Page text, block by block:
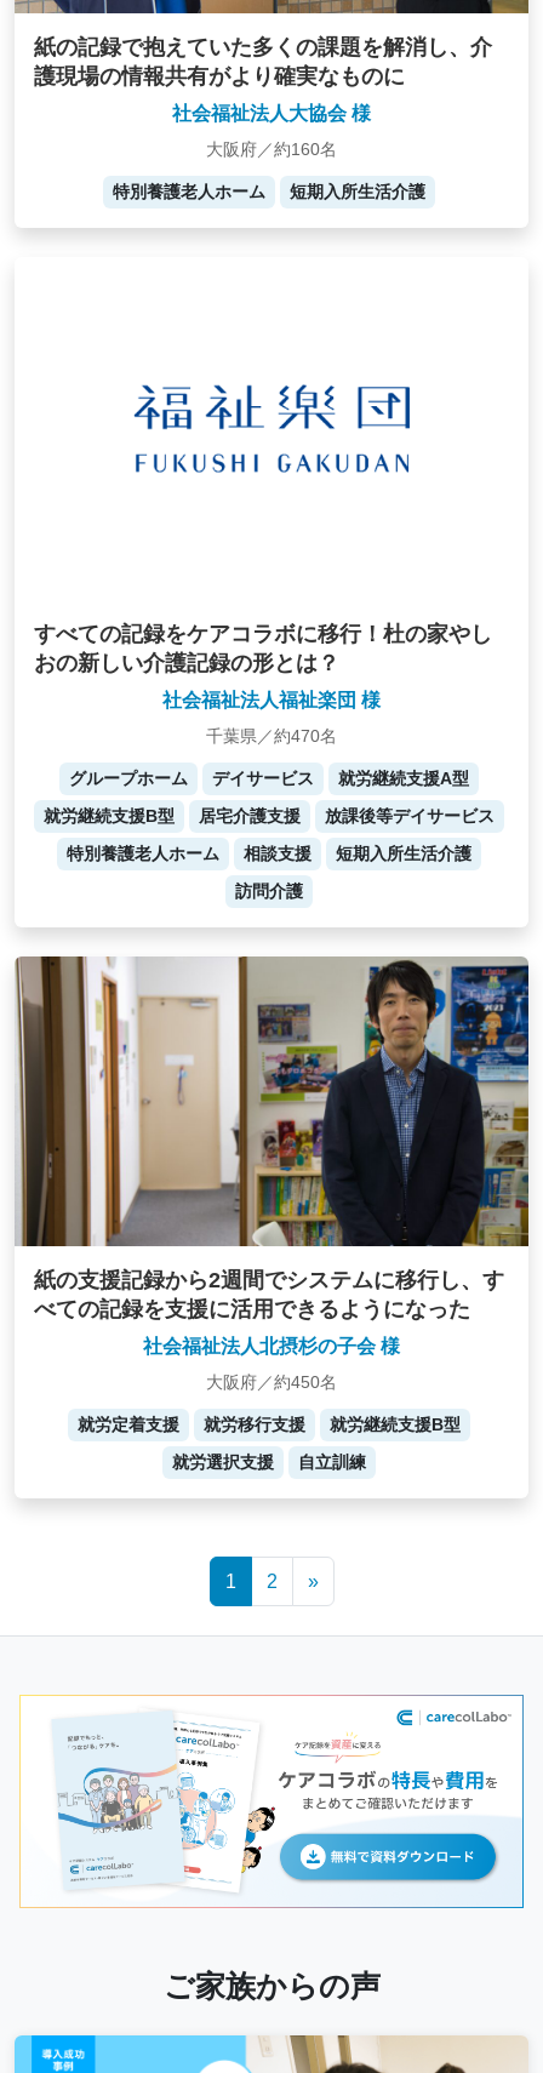
紙の記録で抱えていた多くの課題を解消し、介
護現場の情報共有がより確実なものに
社会福祉法人大協会 様
大阪府／約160名
特別養護老人ホーム 短期入所生活介護
すべての記録をケアコラボに移行！杜の家やし
おの新しい介護記録の形とは？
社会福祉法人福祉楽団 様
千葉県／約470名
グループホーム デイサービス
就労継続支援A型
就労継続支援B型
居宅介護支援
放課後等デイサービス
特別養護老人ホーム
相談支援
短期入所生活介護
訪問介護
紙の支援記録から2週間でシステムに移行し、す
べての記録を支援に活用できるようになった
社会福祉法人北摂杉の子会 様
大阪府／約450名
就労定着支援 就労移行支援
就労継続支援B型
就労選択支援
自立訓練
1 2 »
ご家族からの声